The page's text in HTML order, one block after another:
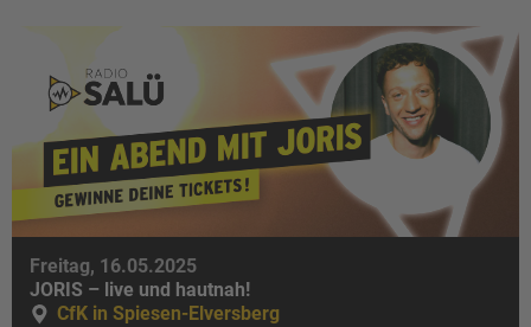
Freitag, 16.05.2025
JORIS – live und hautnah!
CfK in Spiesen-Elversberg